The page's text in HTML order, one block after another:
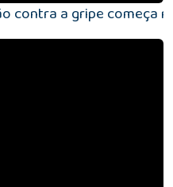
contra a gripe começa